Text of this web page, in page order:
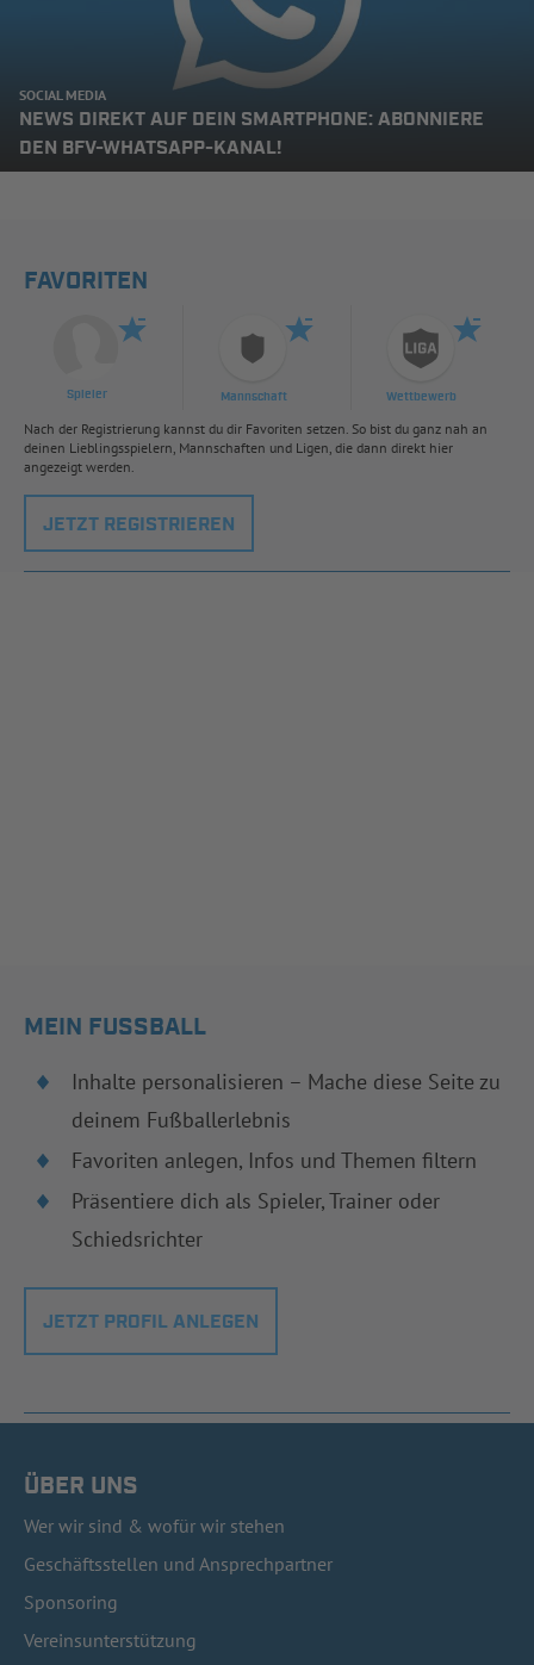
SOCIAL MEDIA
NEWS DIREKT AUF DEIN SMARTPHONE: ABONNIERE
DEN BFV-WHATSAPP-KANAL!
FAVORITEN
Spieler Mannschaft Wettbewerb
Nach der Registrierung kannst du dir Favoriten setzen. So bist du ganz nah an
deinen Lieblingsspielern, Mannschaften und Ligen, die dann direkt hier
angezeigt werden.
JETZT REGISTRIEREN
MEIN FUSSBALL
Inhalte personalisieren – Mache diese Seite zu
deinem Fußballerlebnis
Favoriten anlegen, Infos und Themen filtern
Präsentiere dich als Spieler, Trainer oder
Schiedsrichter
JETZT PROFIL ANLEGEN
ÜBER UNS
Wer wir sind & wofür wir stehen
Geschäftsstellen und Ansprechpartner
Sponsoring
Vereinsunterstützung